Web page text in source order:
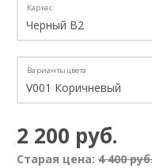
Каркас
Варианты цвета
2 200 руб.
Старая цена: 4 400